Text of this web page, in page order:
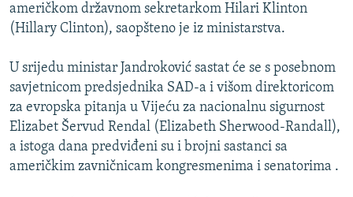
ISPRIČAJ MI
SPECIJALI RSE
VIŠE OD NASLOVA
GENOCID U SREBRENICI
POPLAVE I KLIZIŠTA U BIH 2024.
PRATITE NAS
američkom državnom sekretarkom Hilari Klinton
(Hillary Clinton), saopšteno je iz ministarstva.
U srijedu ministar Jandroković sastat će se s posebnom
savjetnicom predsjednika SAD-a i višom direktoricom
za evropska pitanja u Vijeću za nacionalnu sigurnost
Elizabet Šervud Rendal (Elizabeth Sherwood-Randall),
a istoga dana predviđeni su i brojni sastanci sa
američkim zavničnicam kongresmenima i senatorima .